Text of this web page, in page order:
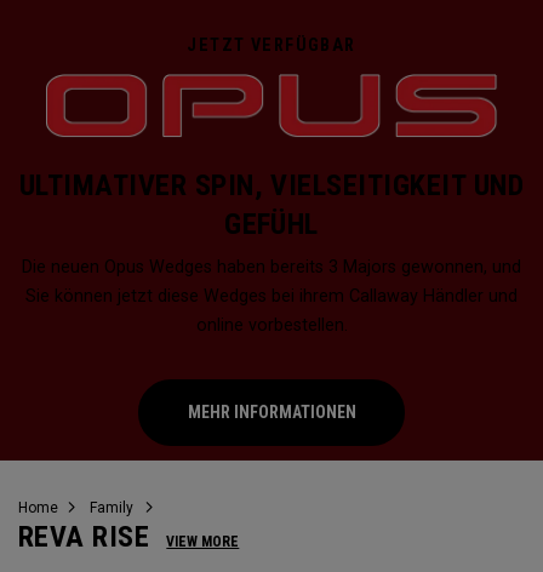
JETZT VERFÜGBAR
ULTIMATIVER SPIN, VIELSEITIGKEIT UND
GEFÜHL
Die neuen Opus Wedges haben bereits 3 Majors gewonnen, und
Sie können jetzt diese Wedges bei ihrem Callaway Händler und
online vorbestellen.
MEHR INFORMATIONEN
Home Family
REVA RISE VIEW MORE